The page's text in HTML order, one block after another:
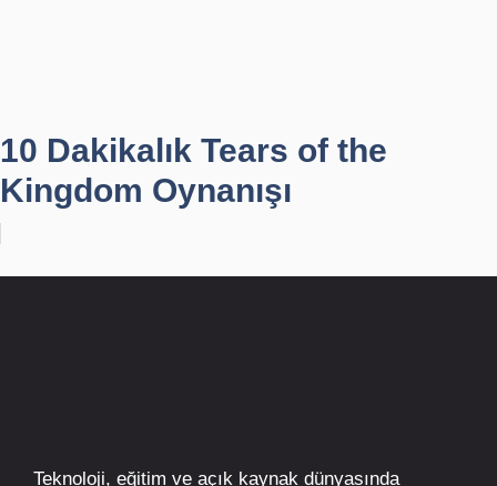
10 Dakikalık Tears of the
Kingdom Oynanışı
Teknoloji, eğitim ve açık kaynak dünyasında